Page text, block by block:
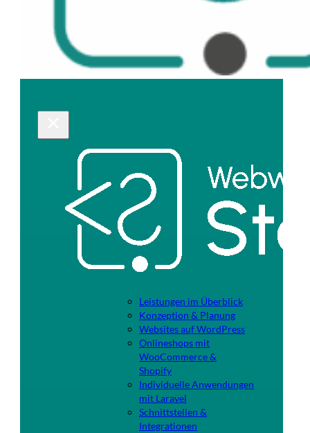
Leistungen im Überblick
Konzeption & Planung
Websites auf WordPress
Onlineshops mit
WooCommerce &
Shopify
Individuelle Anwendungen
mit Laravel
Schnittstellen &
Integrationen